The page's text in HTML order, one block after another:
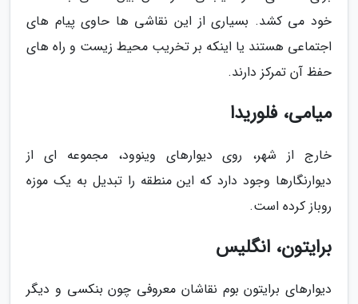
خود می کشد. بسیاری از این نقاشی ها حاوی پیام های
اجتماعی هستند یا اینکه بر تخریب محیط زیست و راه های
حفظ آن تمرکز دارند.
میامی، فلوریدا
خارج از شهر، روی دیوارهای وینوود، مجموعه ای از
دیوارنگارها وجود دارد که این منطقه را تبدیل به یک موزه
روباز کرده است.
برایتون، انگلیس
دیوارهای برایتون بوم نقاشان معروفی چون بنکسی و دیگر